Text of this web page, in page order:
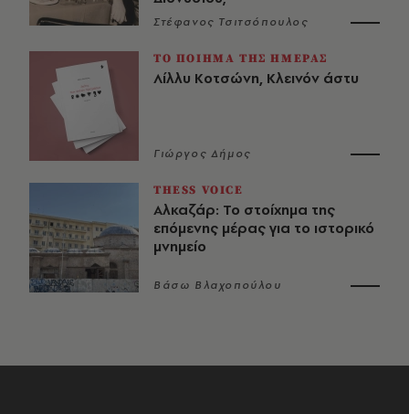
Στέφανος Τσιτσόπουλος
ΤΟ ΠΟΙΗΜΑ ΤΗΣ ΗΜΕΡΑΣ
Λίλλυ Κοτσώνη, Κλεινόν άστυ
Γιώργος Δήμος
THESS VOICE
Αλκαζάρ: Το στοίχημα της
επόμενης μέρας για το ιστορικό
μνημείο
Βάσω Βλαχοπούλου